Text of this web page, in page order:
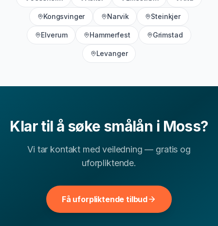
Kan jeg få smålån i Moss med lav kredittscore?
Hvor lang tid tar det å få svar på smålån-søknad?
Andre finansielle tjenester iMoss
I tillegg tilsmålånhjelper vi deg med å sammenligne
flere relevante finansielle tjenester i
sammenligne vilkår, renter og hva som passer
økonomien din best.
Kongsvinger Narvik Steinkjer
Elverum Hammerfest Grimstad
Levanger
Klar til å søke smålån i Moss?
Vi tar kontakt med veiledning — gratis og
uforpliktende.
Få uforpliktende tilbud